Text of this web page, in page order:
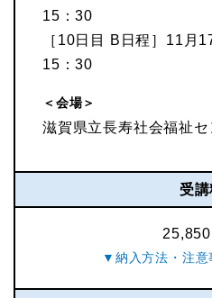
15：30
［10日目 B日程］11月
15：30
＜会場＞
滋賀県立長寿社会福祉セ
受